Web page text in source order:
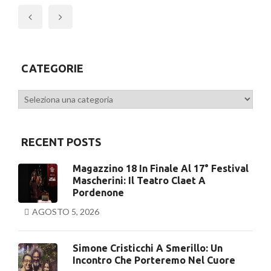
CATEGORIE
Categorie
RECENT POSTS
Magazzino 18 In Finale Al 17° Festival
Mascherini: Il Teatro Claet A
Pordenone
AGOSTO 5, 2026
Simone Cristicchi A Smerillo: Un
Incontro Che Porteremo Nel Cuore